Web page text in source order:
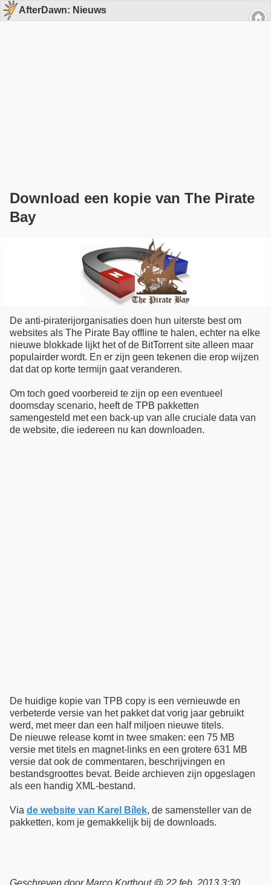
AfterDawn: Nieuws
Download een kopie van The Pirate
Bay
De anti-piraterijorganisaties doen hun uiterste best om
websites als The Pirate Bay offline te halen, echter na elke
nieuwe blokkade lijkt het of de BitTorrent site alleen maar
populairder wordt. En er zijn geen tekenen die erop wijzen
dat dat op korte termijn gaat veranderen.
Om toch goed voorbereid te zijn op een eventueel
doomsday scenario, heeft de TPB pakketten
samengesteld met een back-up van alle cruciale data van
de website, die iedereen nu kan downloaden.
De huidige kopie van TPB copy is een vernieuwde en
verbeterde versie van het pakket dat vorig jaar gebruikt
werd, met meer dan een half miljoen nieuwe titels.
De nieuwe release komt in twee smaken: een 75 MB
versie met titels en magnet-links en een grotere 631 MB
versie dat ook de commentaren, beschrijvingen en
bestandsgroottes bevat. Beide archieven zijn opgeslagen
als een handig XML-bestand.
Via de website van Karel Bílek, de samensteller van de
pakketten, kom je gemakkelijk bij de downloads.
Geschreven door Marco Korthout @ 22 feb. 2013 3:30